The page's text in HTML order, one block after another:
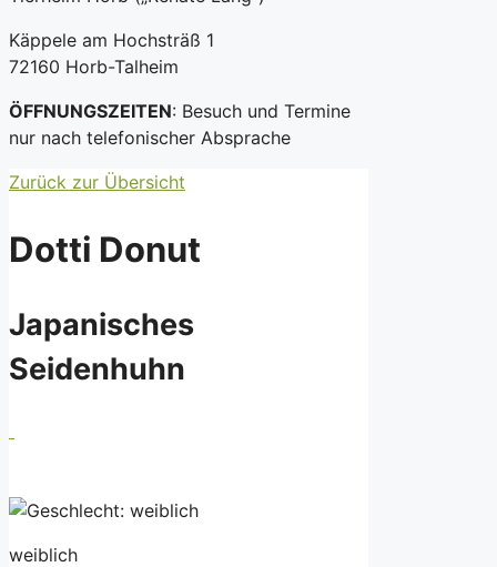
Käppele am Hochsträß 1
72160 Horb-Talheim
ÖFFNUNGSZEITEN: Besuch und Termine
nur nach telefonischer Absprache
Zurück zur Übersicht
Dotti Donut
Japanisches
Seidenhuhn
weiblich